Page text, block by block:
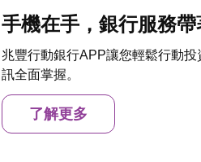
手機在手，銀行服務帶
兆豐行動銀行APP讓您輕鬆行動投
訊全面掌握。
了解更多